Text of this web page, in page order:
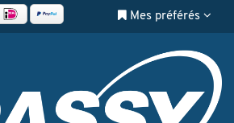
Mes préférés